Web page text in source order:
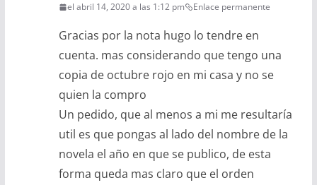
el abril 14, 2020 a las 1:12 pm Enlace permanente
Gracias por la nota hugo lo tendre en
cuenta. mas considerando que tengo una
copia de octubre rojo en mi casa y no se
quien la compro
Un pedido, que al menos a mi me resultaría
util es que pongas al lado del nombre de la
novela el año en que se publico, de esta
forma queda mas claro que el orden